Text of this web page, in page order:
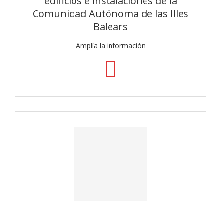
Comunidad Autónoma de las Illes
Balears
Amplía la información